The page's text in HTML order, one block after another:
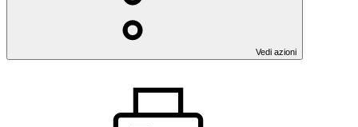
Vedi azioni